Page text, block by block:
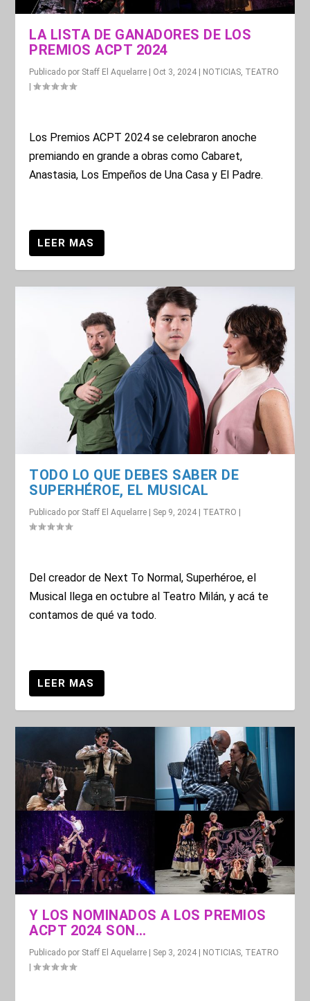
LA LISTA DE GANADORES DE LOS
PREMIOS ACPT 2024
Publicado por Staff El Aquelarre | Oct 3, 2024 | NOTICIAS TEATRO
|
Los Premios ACPT 2024 se celebraron anoche
premiando en grande a obras como Cabaret,
Anastasia, Los Empeños de Una Casa y El Padre.
TODO LO QUE DEBES SABER DE
SUPERHÉROE, EL MUSICAL
Publicado por Staff El Aquelarre | Sep 9, 2024 | TEATRO |
Del creador de Next To Normal, Superhéroe, el
Musical llega en octubre al Teatro Milán, y acá te
contamos de qué va todo.
Y LOS NOMINADOS A LOS PREMIOS
ACPT 2024 SON…
Publicado por Staff El Aquelarre | Sep 3, 2024 | NOTICIAS TEATRO
|